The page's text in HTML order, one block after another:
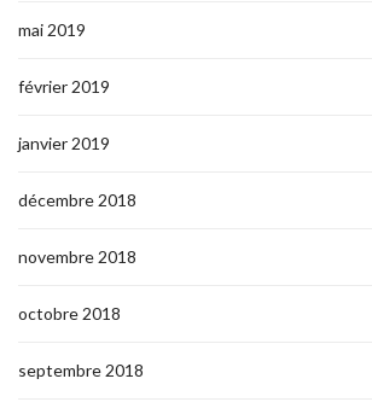
mai 2019
février 2019
janvier 2019
décembre 2018
novembre 2018
octobre 2018
septembre 2018